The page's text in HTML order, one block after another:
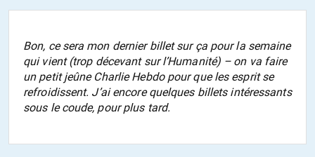
NOUS
CONTACTER
FAIRE UNBon, ce sera mon dernier billet sur ça pour la semaine
qui vient (trop décevant sur l’Humanité) – on va faire
un petit jeûne Charlie Hebdo pour que les esprit se
refroidissent. J’ai encore quelques billets intéressants
sous le coude, pour plus tard.